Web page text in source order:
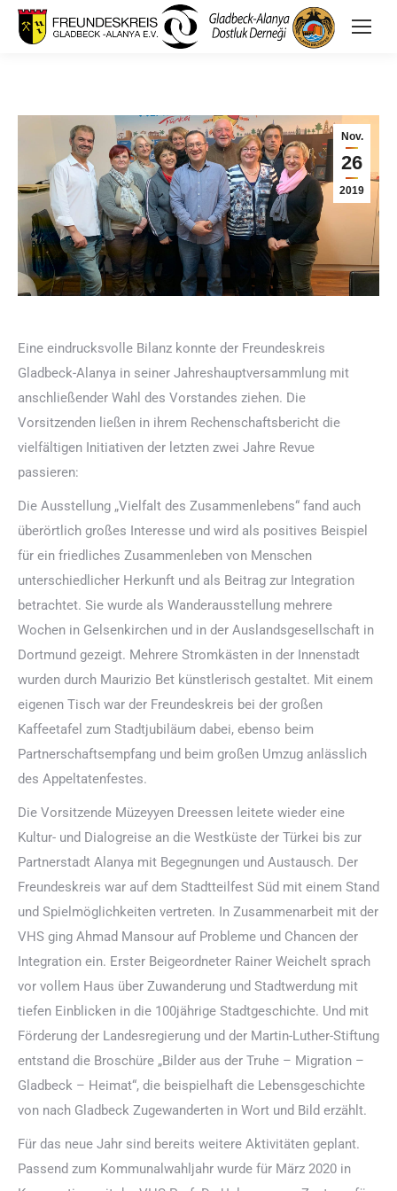
Nov.
26
2019
Eine eindrucksvolle Bilanz konnte der Freundeskreis
Gladbeck-Alanya in seiner Jahreshauptversammlung mit
anschließender Wahl des Vorstandes ziehen. Die
Vorsitzenden ließen in ihrem Rechenschaftsbericht die
vielfältigen Initiativen der letzten zwei Jahre Revue
passieren:
Die Ausstellung „Vielfalt des Zusammenlebens“ fand auch
überörtlich großes Interesse und wird als positives Beispiel
für ein friedliches Zusammenleben von Menschen
unterschiedlicher Herkunft und als Beitrag zur Integration
betrachtet. Sie wurde als Wanderausstellung mehrere
Wochen in Gelsenkirchen und in der Auslandsgesellschaft in
Dortmund gezeigt. Mehrere Stromkästen in der Innenstadt
wurden durch Maurizio Bet künstlerisch gestaltet. Mit einem
eigenen Tisch war der Freundeskreis bei der großen
Kaffeetafel zum Stadtjubiläum dabei, ebenso beim
Partnerschaftsempfang und beim großen Umzug anlässlich
des Appeltatenfestes.
Die Vorsitzende Müzeyyen Dreessen leitete wieder eine
Kultur- und Dialogreise an die Westküste der Türkei bis zur
Partnerstadt Alanya mit Begegnungen und Austausch. Der
Freundeskreis war auf dem Stadtteilfest Süd mit einem Stand
und Spielmöglichkeiten vertreten. In Zusammenarbeit mit der
VHS ging Ahmad Mansour auf Probleme und Chancen der
Integration ein. Erster Beigeordneter Rainer Weichelt sprach
vor vollem Haus über Zuwanderung und Stadtwerdung mit
tiefen Einblicken in die 100jährige Stadtgeschichte. Und mit
Förderung der Landesregierung und der Martin-Luther-Stiftung
entstand die Broschüre „Bilder aus der Truhe – Migration –
Gladbeck – Heimat“, die beispielhaft die Lebensgeschichte
von nach Gladbeck Zugewanderten in Wort und Bild erzählt.
Für das neue Jahr sind bereits weitere Aktivitäten geplant.
Passend zum Kommunalwahljahr wurde für März 2020 in